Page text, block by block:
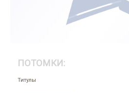
ПОТОМКИ:
Титулы